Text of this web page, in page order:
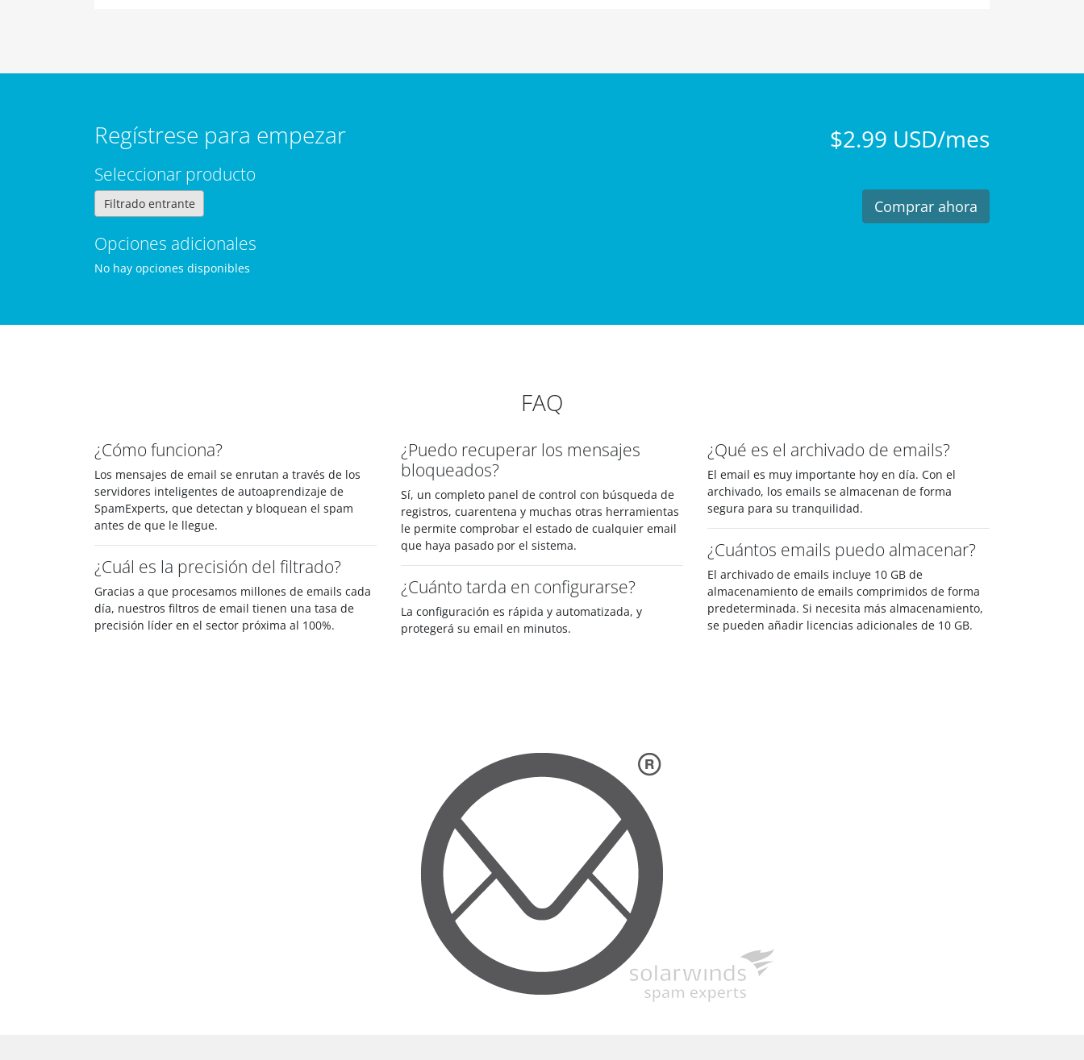
Regístrese para empezar
Seleccionar producto
Filtrado entrante
Opciones adicionales
No hay opciones disponibles
$2.99 USD/mes
Comprar ahora
FAQ
¿Cómo funciona?
Los mensajes de email se enrutan a través de los
servidores inteligentes de autoaprendizaje de
SpamExperts, que detectan y bloquean el spam
antes de que le llegue.
¿Cuál es la precisión del filtrado?
Gracias a que procesamos millones de emails cada
día, nuestros filtros de email tienen una tasa de
precisión líder en el sector próxima al 100%.
¿Puedo recuperar los mensajes
bloqueados?
Sí, un completo panel de control con búsqueda de
registros, cuarentena y muchas otras herramientas
le permite comprobar el estado de cualquier email
que haya pasado por el sistema.
¿Cuánto tarda en configurarse?
La configuración es rápida y automatizada, y
protegerá su email en minutos.
¿Qué es el archivado de emails?
El email es muy importante hoy en día. Con el
archivado, los emails se almacenan de forma
segura para su tranquilidad.
¿Cuántos emails puedo almacenar?
El archivado de emails incluye 10 GB de
almacenamiento de emails comprimidos de forma
predeterminada. Si necesita más almacenamiento,
se pueden añadir licencias adicionales de 10 GB.